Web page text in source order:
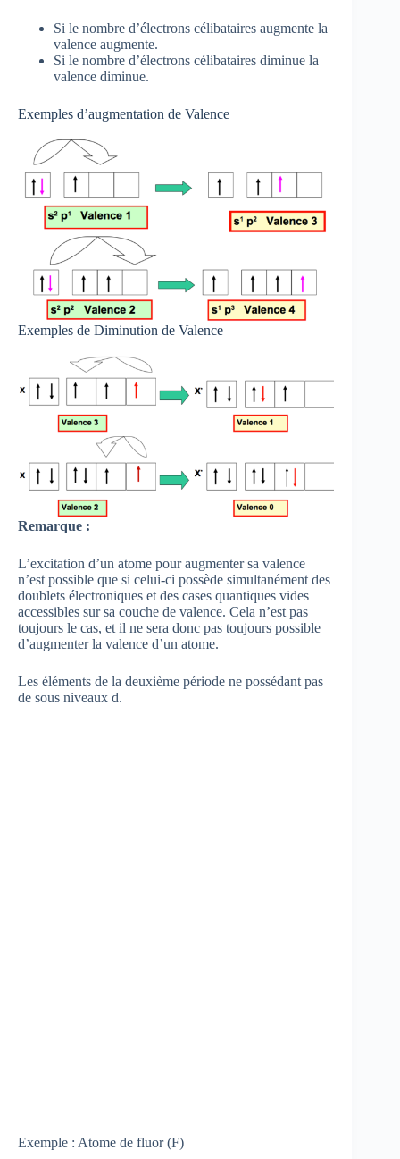
Si le nombre d’électrons célibataires augmente la
valence augmente.
Si le nombre d’électrons célibataires diminue la
valence diminue.
Exemples d’augmentation de Valence
Exemples de Diminution de Valence
Remarque :
L’excitation d’un atome pour augmenter sa valence
n’est possible que si celui-ci possède simultanément des
doublets électroniques et des cases quantiques vides
accessibles sur sa couche de valence. Cela n’est pas
toujours le cas, et il ne sera donc pas toujours possible
d’augmenter la valence d’un atome.
Les éléments de la deuxième période ne possédant pas
de sous niveaux d.
Exemple : Atome de fluor (F)